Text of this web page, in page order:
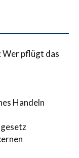
Wer pflügt das
Handeln